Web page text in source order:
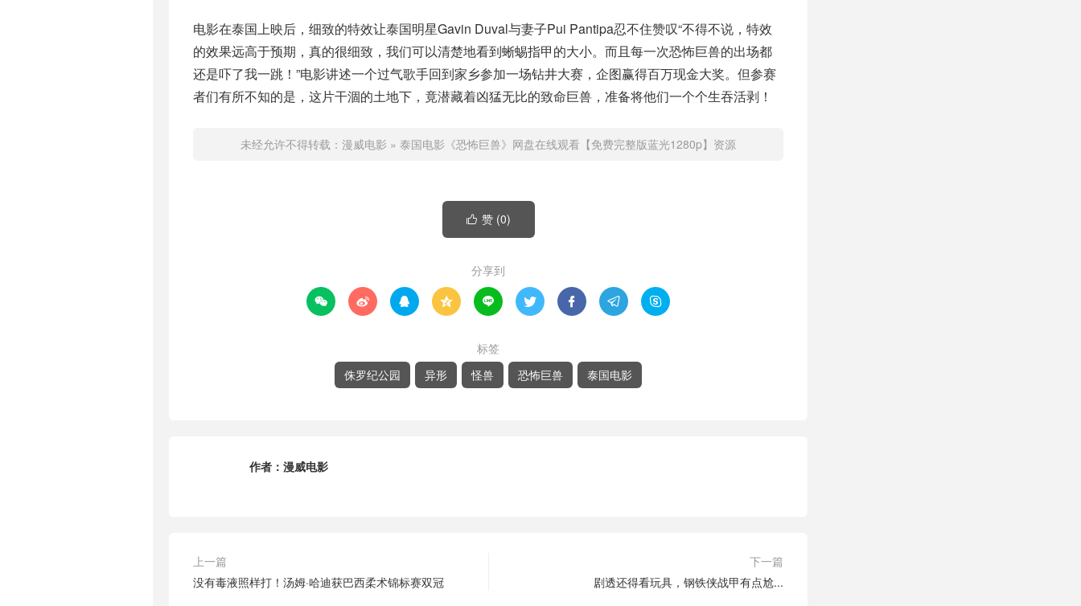
电影在泰国上映后，细致的特效让泰国明星Gavin Duval与妻子Pui Pantipa忍不住赞叹“不得不说，特效
的效果远高于预期，真的很细致，我们可以清楚地看到蜥蜴指甲的大小。而且每一次恐怖巨兽的出场都
还是吓了我一跳！”电影讲述一个过气歌手回到家乡参加一场钻井大赛，企图赢得百万现金大奖。但参赛
者们有所不知的是，这片干涸的土地下，竟潜藏着凶猛无比的致命巨兽，准备将他们一个个生吞活剥！
未经允许不得转载： 漫威电影 » 泰国电影《恐怖巨兽》网盘在线观看【免费完整版蓝光1280p】资源
 赞 (0)
分享到
        
标签
侏罗纪公园
异形 怪兽 恐怖巨兽 泰国电影
作者： 漫威电影
上一篇
没有毒液照样打！汤姆·哈迪获巴西柔术锦标赛双冠
下一篇
剧透还得看玩具，钢铁侠战甲有点尬...